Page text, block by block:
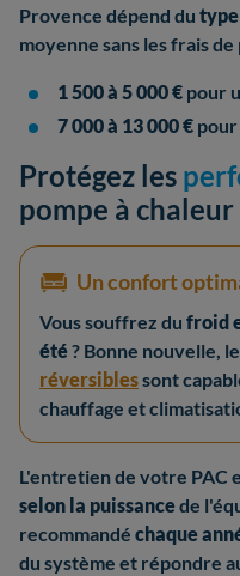
Provence dépend du
moyenne sans les frais de
1 500 à 5 000 € pour
7 000 à 13 000 € pour
Protégez les
pompe à chaleur
Un confort
Vous souffrez du froid
été ? Bonne nouvelle,
réversiblessont
chauffage et
L'entretien de votre PAC
selon la puissance de
recommandé chaque
du système et répondre